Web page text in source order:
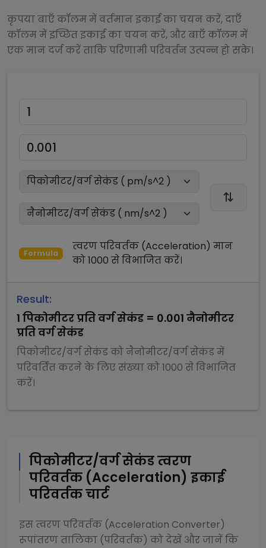
कृपया बाएँ कॉलम में वर्तमान इकाई का चयन करें, दाएँ
कॉलम में इच्छित इकाई का चयन करें, और बाएँ कॉलम में
एक मान दर्ज करें ताकि परिणामी परिवर्तन उत्पन्न हो सके।
Formula
त्वरण परिवर्तक (Acceleration) मान
को1000 सेविभाजितकरें।
Result:
1 पिकोमीटर प्रति वर्ग सेकंड = 0.001 नैनोमीटर
प्रति वर्ग सेकंड
पिकोमीटर/वर्ग सेकंडकोनैनोमीटर/वर्ग सेकंडमें
परिवर्तित करने के लिए संख्या को1000 सेविभाजित
करें।
पिकोमीटर/वर्ग सेकंडत्वरण
परिवर्तक (Acceleration) इकाई
परिवर्तक चार्ट
इसत्वरण परिवर्तक (Acceleration Converter)
रूपांतरण तालिका (परिवर्तक) को देखें और जानें कि